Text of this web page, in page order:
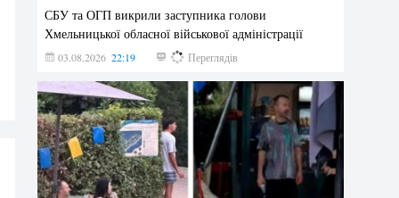
СБУ та ОГП викрили заступника голови
Хмельницької обласної військової адміністрації
03.08.2026 22:19 848 Переглядів